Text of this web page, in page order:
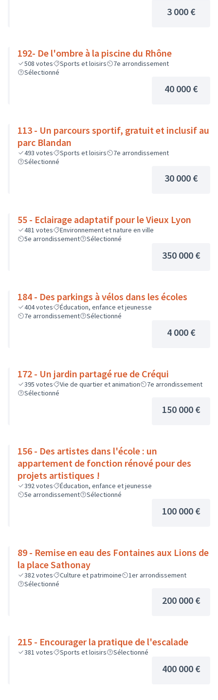
3 000 €
192- De l'ombre à la piscine du Rhône
508 votes Sports et loisirs
7e arrondissement
Sélectionné
40 000 €
113 - Un parcours sportif, gratuit et inclusif au
parc Blandan
493 votes Sports et loisirs
7e arrondissement
Sélectionné
30 000 €
55 - Eclairage adaptatif pour le Vieux Lyon
481 votes
Environnement et nature en ville
5e arrondissement
Sélectionné
350 000 €
184 - Des parkings à vélos dans les écoles
404votes
Éducation, enfance et jeunesse
7e arrondissement
Sélectionné
4 000 €
172 - Un jardin partagé rue de Créqui
395 votes Vie de quartier et animation
7e arrondissement
Sélectionné
150 000 €
156 - Des artistes dans l'école : un
appartement de fonction rénové pour des
projets artistiques !
392votes
Éducation, enfance et jeunesse
5e arrondissement
Sélectionné
100 000 €
89 - Remise en eau des Fontaines aux Lions de
la place Sathonay
382votes Culture et patrimoine
1er arrondissement
Sélectionné
200 000 €
215 - Encourager la pratique de l'escalade
381 votes Sports et loisirs Sélectionné
400 000 €